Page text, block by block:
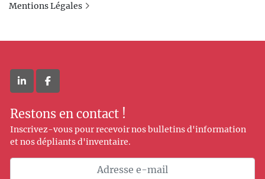
linkedinfacebook
Restons en contact !
Inscrivez-vous pour recevoir nos bulletins d'information
et nos dépliants d'inventaire.
Mentions Légales